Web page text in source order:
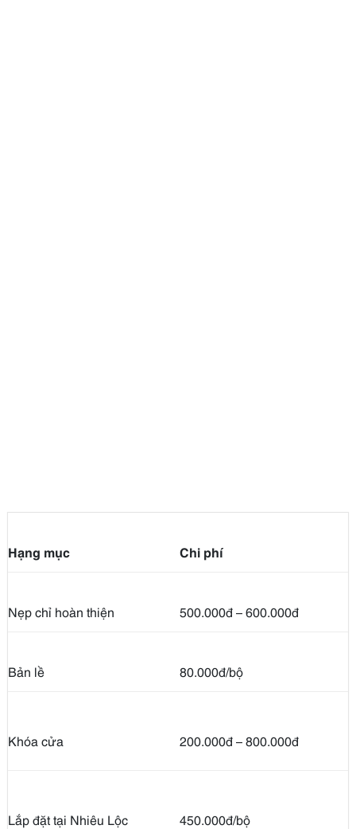
Hạng mục Chi phí
Nẹp chỉ hoàn thiện 500.000đ – 600.000đ
Bản lề 80.000đ/bộ
Khóa cửa 200.000đ – 800.000đ
Lắp đặt tại Nhiêu Lộc 450.000đ/bộ